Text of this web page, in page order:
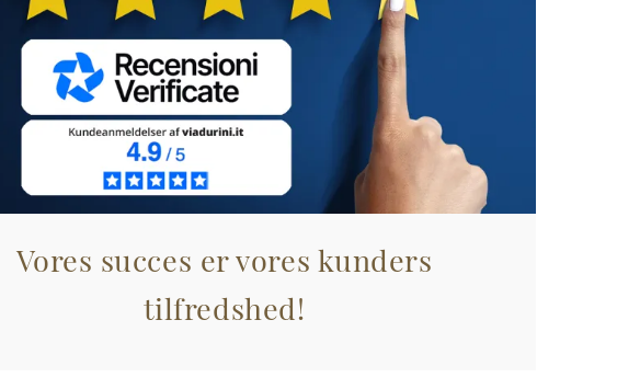
Vores succes er vores kunders
tilfredshed!